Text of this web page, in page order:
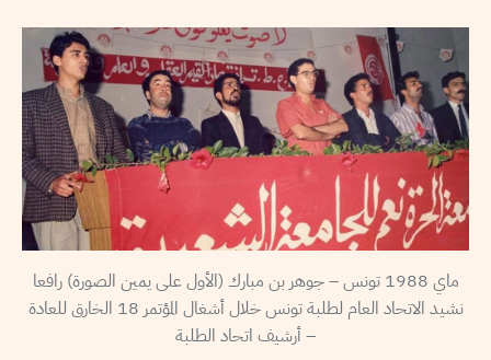
ماي 1988 تونس – جوهر بن مبارك (الأول على يمين الصورة) رافعا
نشيد الاتحاد العام لطلبة تونس خلال أشغال المؤتمر 18 الخارق للعادة
– أرشيف اتحاد الطلبة